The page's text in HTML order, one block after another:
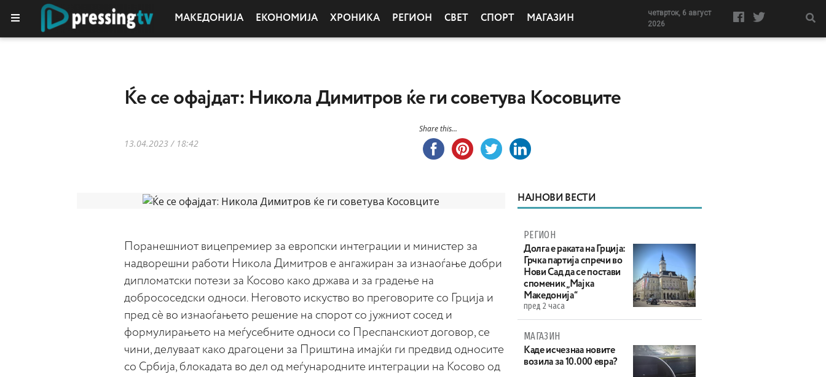
МАКЕДОНИЈА ЕКОНОМИЈА ХРОНИКА РЕГИОН СВЕТ СПОРТ МАГАЗИН
четврток, 6 август
2026
Ќе се офајдат: Никола Димитров ќе ги советува Косовците
13.04.2023 / 18:42
Share this...
Поранешниот вицепремиер за европски интеграции и министер за
надворешни работи Никола Димитров е ангажиран за изнаоѓање добри
дипломатски потези за Косово како држава и за градење на
добрососедски односи. Неговото искуство во преговорите со Грција и
пред сѐ во изнаоѓањето решение на спорот со јужниот сосед и
формулирањето на меѓусебните односи со Преспанскиот договор, се
чини, делуваат како драгоцени за Приштина имајќи ги предвид односите
со Србија, блокадата во дел од меѓународните интеграции на Косово од
НАЈНОВИ ВЕСТИ
РЕГИОН
Долга е раката на Грција:
Грчка партија спречи во
Нови Сад да се постави
споменик „Мајка
Македонија“
пред 2 часа
МАГАЗИН
Каде исчезнаа новите
возила за 10.000 евра?